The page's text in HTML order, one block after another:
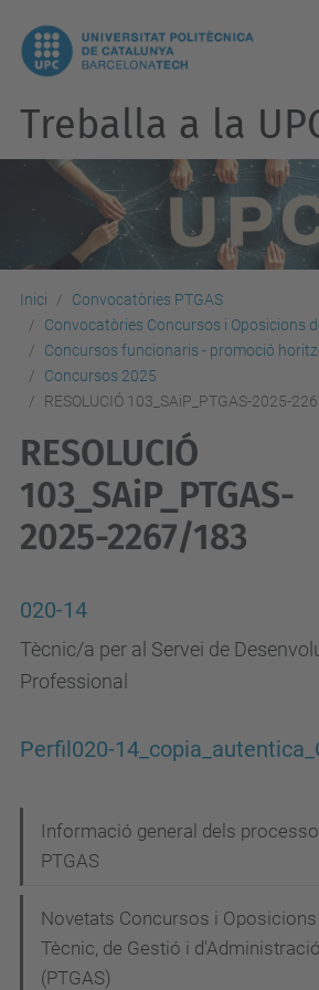
Treballa a la
Inici
Convocatòries PTGAS
Convocatòries Concursos i Oposicions
Concursos funcionaris - promoció
Concursos 2025
RESOLUCIÓ 103_SAiP_PTGAS-2025-
RESOLUCIÓ
103_SAiP_PTGAS-
2025-2267/183
020-14
Tècnic/a per al Servei de
Professional
Perfil020-
Informació general dels
PTGAS
Novetats Concursos i Oposicions
Tècnic, de Gestió i
(PTGAS)